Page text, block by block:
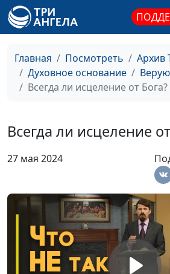
Главная Посмотреть
Архив
Духовное основание
Верую
Всегда ли исцеление от Бога?
Всегда ли исцеление
27 мая 2024
Притча о неблудном
сыне
Андрей
Тайны тайной вечери
Андрей
Самое лучшее
оно?
свободным во Христе?
человека — это
навсегда?
Реально ли стать
совершенным?
Андрей